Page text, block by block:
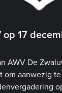
op 17
AWV De
om aanwezig